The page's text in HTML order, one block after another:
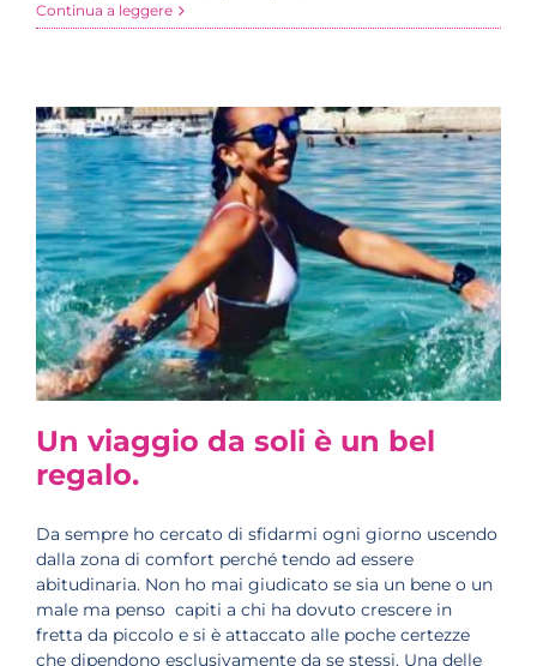
Continua a leggere
Un viaggio da soli è un bel
regalo.
Da sempre ho cercato di sfidarmi ogni giorno uscendo
dalla zona di comfort perché tendo ad essere
abitudinaria. Non ho mai giudicato se sia un bene o un
male ma penso capiti a chi ha dovuto crescere in
fretta da piccolo e si è attaccato alle poche certezze
che dipendono esclusivamente da se stessi. Una delle